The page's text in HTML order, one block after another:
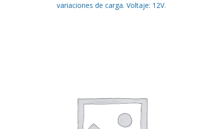
variaciones de carga. Voltaje: 12V.